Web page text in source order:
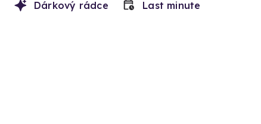
Dárkový rádce Last minute